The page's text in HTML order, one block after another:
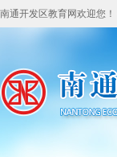
南通开发区教育网欢迎您！